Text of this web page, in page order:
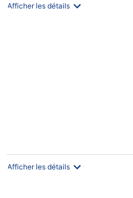
Afficher les détails
Afficher les détails